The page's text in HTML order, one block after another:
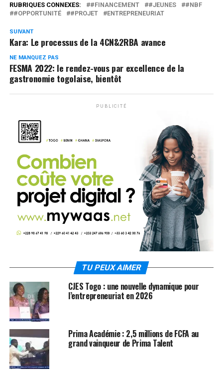
RUBRIQUES CONNEXES: #FINANCEMENT #JEUNES
#NBF
#OPPORTUNITÉ
#PROJET ENTREPRENEURIAT
SUIVANT
Kara: Le processus de la 4CN&2RBA avance
NE MANQUEZ PAS
FESMA 2022: le rendez-vous par excellence de la
gastronomie togolaise, bientôt
PUBLICITÉ
TU PEUX AIMER
CJES Togo : une nouvelle dynamique pour
l’entrepreneuriat en 2026
Prima Académie : 2,5 millions de FCFA au
grand vainqueur de Prima Talent